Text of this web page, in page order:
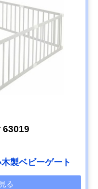
63019
製ベビーゲート
る